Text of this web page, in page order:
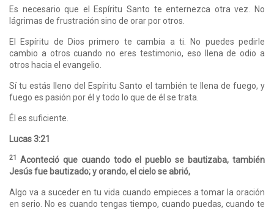
Es necesario que el Espíritu Santo te enternezca otra vez. No
lágrimas de frustración sino de orar por otros.
El Espíritu de Dios primero te cambia a ti. No puedes pedirle
cambio a otros cuando no eres testimonio, eso llena de odio a
otros hacia el evangelio.
Sí tu estás lleno del Espíritu Santo el también te llena de fuego, y
fuego es pasión por él y todo lo que de él se trata.
Él es suficiente.
Lucas 3:21
21 Aconteció que cuando todo el pueblo se bautizaba, también
Jesús fue bautizado; y orando, el cielo se abrió,
Algo va a suceder en tu vida cuando empieces a tomar la oración
en serio. No es cuando tengas tiempo, cuando puedas, cuando te